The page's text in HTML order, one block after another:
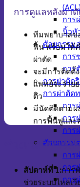
การ
นิ้วหั
ศัลยกรรม
การ
การ
การผ่าตัด
การผ่าตัด
การ
การ
การ
ศัลยกรรม
การ
การ
การ
การดูแลหลังผ่า
ทีมพยาบาลข
ฟื้น พร้อมให้
ผ่าตัด
จะมีการติดตั้
แพทย์จะจ่าย
ตัว
มีนัดติดตามผ
การฟื้นฟูและ
ช่วงเวลาการ
สัปดาห์ที่1:การ
ช่วยระบบไหลเ